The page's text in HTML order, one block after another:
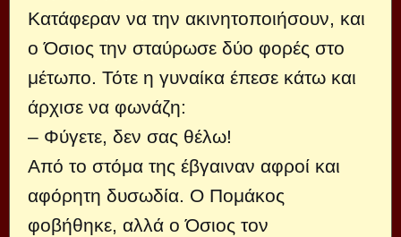
Κατάφεραν να την ακινητοποιήσουν, και
ο Όσιος την σταύρωσε δύο φορές στο
μέτωπο. Τότε η γυναίκα έπεσε κάτω και
άρχισε να φωνάζη:
– Φύγετε, δεν σας θέλω!
Από το στόμα της έβγαιναν αφροί και
αφόρητη δυσωδία. Ο Πομάκος
φοβήθηκε, αλλά ο Όσιος τον